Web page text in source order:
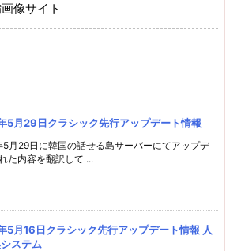
像サイト
5月29日クラシック先行アップデート情報
月29日に韓国の話せる島サーバーにてアップデ
た内容を翻訳して ...
5月16日クラシック先行アップデート情報 人
ステム